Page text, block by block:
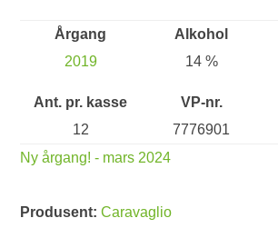
Årgang
2019
Alkohol
14 %
Ant. pr. kasse
12
VP-nr.
7776901
Ny årgang! - mars 2024
Produsent:Caravaglio